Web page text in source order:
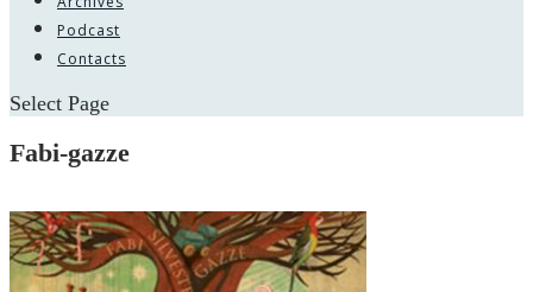
Podcast
Contacts
Select Page
Fabi-gazze